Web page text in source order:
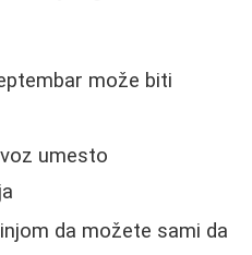
može biti
umesto
da možete sami da